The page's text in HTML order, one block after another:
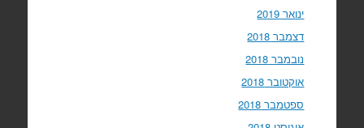
ינואר 2019
דצמבר 2018
נובמבר 2018
אוקטובר 2018
ספטמבר 2018